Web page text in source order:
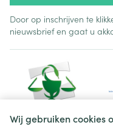
Wij gebruiken cookies
Door op inschrijven te
nieuwsbrief en gaat u